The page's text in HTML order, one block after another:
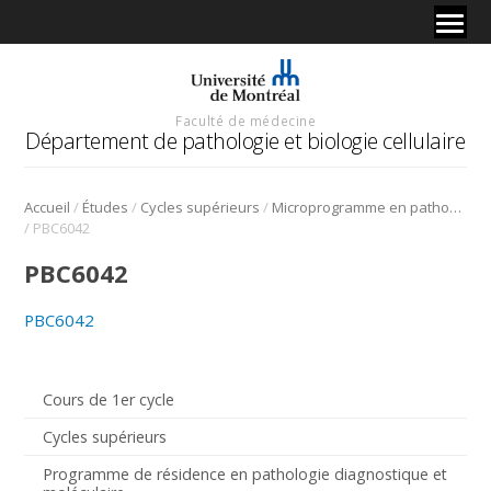
Faculté de médecine
Département de pathologie et biologie cellulaire
Accueil / Études / Cycles supérieurs /
Microprogramme en pathologie moléculaire et médecine personnalisée
/ PBC6042
Cours de 1er cycle
Cycles supérieurs
Programme de résidence en pathologie diagnostique et
PBC6042
PBC6042